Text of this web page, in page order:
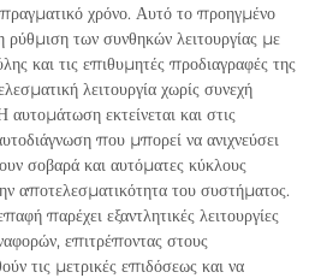
χρόνο. Αυτό το προηγμένο
των συνθηκών λειτουργίας με
και τις επιθυμητές προδιαγραφές της
λειτουργία χωρίς συνεχή
εκτείνεται και στις
που μπορεί να ανιχνεύσει
σοβαρά και αυτόματες κύκλους
αποτελεσματικότητα του συστήματος.
παρέχει εξαντλητικές λειτουργίες
επιτρέποντας στους
τις μετρικές επιδόσεως και να